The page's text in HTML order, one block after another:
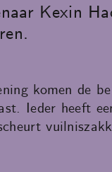
Kexin
komen de
Ieder heeft